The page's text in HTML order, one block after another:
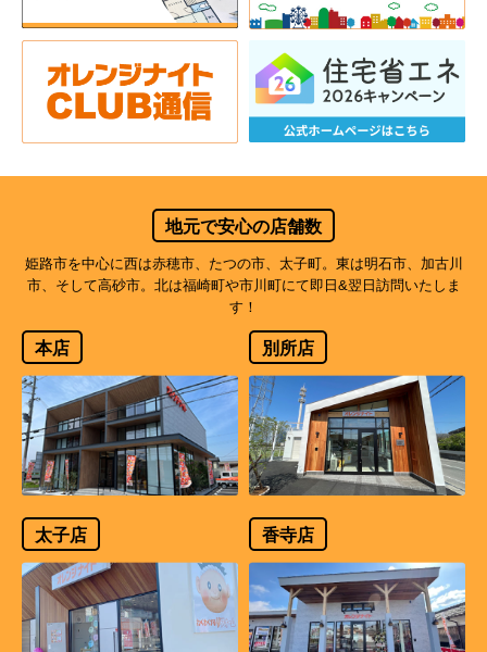
地元で安心の店舗数
姫路市を中心に西は赤穂市、たつの市、太子町。東は明石市、加古川
市、そして高砂市。北は福崎町や市川町にて即日&翌日訪問いたしま
す！
本店 別所店
太子店 香寺店